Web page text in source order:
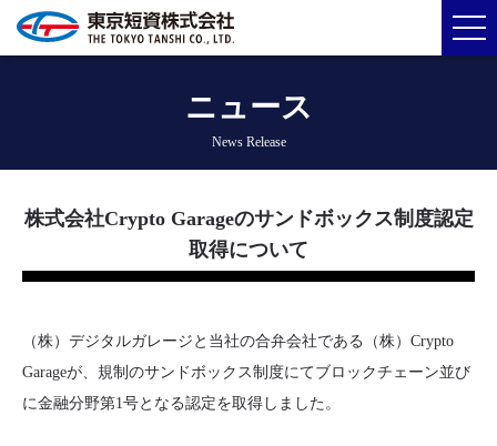
ニュース
News Release
株式会社Crypto Garageのサンドボックス制度認定
取得について
（株）デジタルガレージと当社の合弁会社である（株）Crypto
Garageが、規制のサンドボックス制度にてブロックチェーン並び
に金融分野第1号となる認定を取得しました。